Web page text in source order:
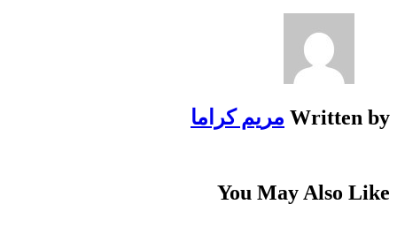
Written by مريم كراما
You May Also Like